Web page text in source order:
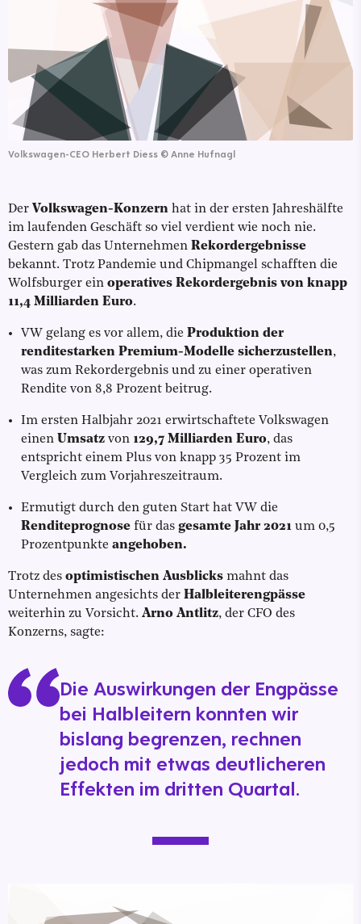
Volkswagen-CEO Herbert Diess © Anne Hufnagl
Der Volkswagen-Konzern hat in der ersten Jahreshälfte
im laufenden Geschäft so viel verdient wie noch nie.
Gestern gab das Unternehmen Rekordergebnisse
bekannt. Trotz Pandemie und Chipmangel schafften die
Wolfsburger ein operatives Rekordergebnis von knapp
11,4 Milliarden Euro.
VW gelang es vor allem, die Produktion der
renditestarken Premium-Modelle sicherzustellen,
was zum Rekordergebnis und zu einer operativen
Rendite von 8,8 Prozent beitrug.
Im ersten Halbjahr 2021 erwirtschaftete Volkswagen
einen Umsatz von 129,7 Milliarden Euro, das
entspricht einem Plus von knapp 35 Prozent im
Vergleich zum Vorjahreszeitraum.
Ermutigt durch den guten Start hat VW die
Renditeprognose für das gesamte Jahr 2021 um 0,5
Prozentpunkte angehoben.
Trotz des optimistischen Ausblicks mahnt das
Unternehmen angesichts der Halbleiterengpässe
weiterhin zu Vorsicht. Arno Antlitz, der CFO des
Konzerns, sagte:
Die Auswirkungen der Engpässe
bei Halbleitern konnten wir
bislang begrenzen, rechnen
jedoch mit etwas deutlicheren
Effekten im dritten Quartal.